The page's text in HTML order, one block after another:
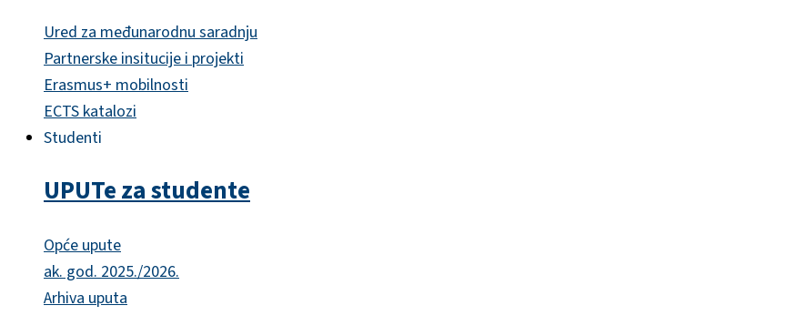
Ured za međunarodnu saradnju
Partnerske insitucije i projekti
Erasmus+ mobilnosti
ECTS katalozi
Studenti
UPUTe za studente
Opće upute
ak. god. 2025./2026.
Arhiva uputa